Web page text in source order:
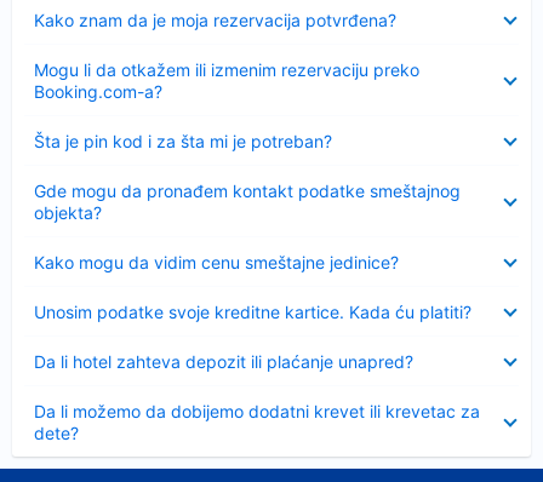
Kako znam da je moja rezervacija potvrđena?
Mogu li da otkažem ili izmenim rezervaciju preko
Booking.com-a?
Šta je pin kod i za šta mi je potreban?
Sažeto
Gde mogu da pronađem kontakt podatke smeštajnog
objekta?
Kako mogu da vidim cenu smeštajne jedinice?
Unosim podatke svoje kreditne kartice. Kada ću platiti?
Da li hotel zahteva depozit ili plaćanje unapred?
Da li možemo da dobijemo dodatni krevet ili krevetac za
dete?